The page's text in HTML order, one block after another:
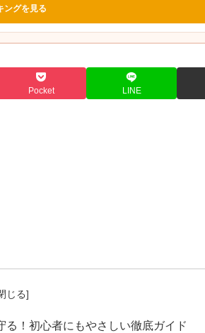
ングを見る
Pocket LINE
る！初心者にもやさしい徹底ガイド